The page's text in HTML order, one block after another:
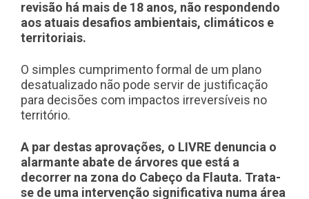
revisão há mais de 18 anos, não respondendo
aos atuais desafios ambientais, climáticos e
territoriais.
O simples cumprimento formal de um plano
desatualizado não pode servir de justificação
para decisões com impactos irreversíveis no
território.
A par destas aprovações, o LIVRE denuncia o
alarmante abate de árvores que está a
decorrer na zona do Cabeço da Flauta. Trata-
se de uma intervenção significativa numa área